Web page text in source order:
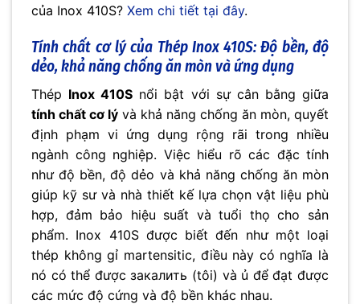
của Inox 410S? Xem chi tiết tại đây.
Tính chất cơ lý của Thép Inox 410S: Độ bền, độ
dẻo, khả năng chống ăn mòn và ứng dụng
Thép Inox 410S nổi bật với sự cân bằng giữa
tính chất cơ lý và khả năng chống ăn mòn, quyết
định phạm vi ứng dụng rộng rãi trong nhiều
ngành công nghiệp. Việc hiểu rõ các đặc tính
như độ bền, độ dẻo và khả năng chống ăn mòn
giúp kỹ sư và nhà thiết kế lựa chọn vật liệu phù
hợp, đảm bảo hiệu suất và tuổi thọ cho sản
phẩm. Inox 410S được biết đến như một loại
thép không gỉ martensitic, điều này có nghĩa là
nó có thể được закалить (tôi) và ủ để đạt được
các mức độ cứng và độ bền khác nhau.